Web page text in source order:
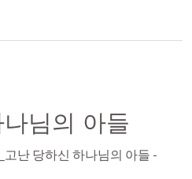
님의 아들
난 당하신 하나님의 아들 -